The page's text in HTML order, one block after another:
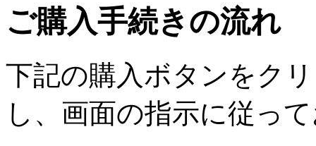
ご購入手続きの流れ
下記の購入ボタンをク
し、画面の指示に従っ